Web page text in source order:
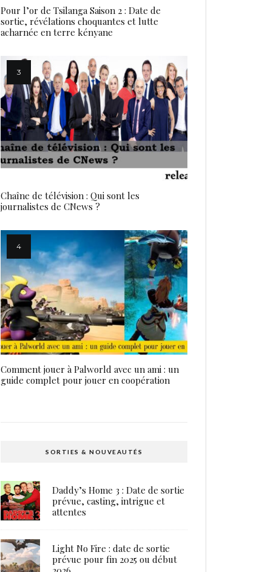
Pour l’or de Tsilanga Saison 2 : Date de
sortie, révélations choquantes et lutte
acharnée en terre kényane
Chaîne de télévision : Qui sont les
journalistes de CNews ?
Comment jouer à Palworld avec un ami : un
guide complet pour jouer en coopération
SORTIES & NOUVEAUTÉS
Daddy’s Home 3 : Date de sortie
prévue, casting, intrigue et
attentes
Light No Fire : date de sortie
prévue pour fin 2025 ou début